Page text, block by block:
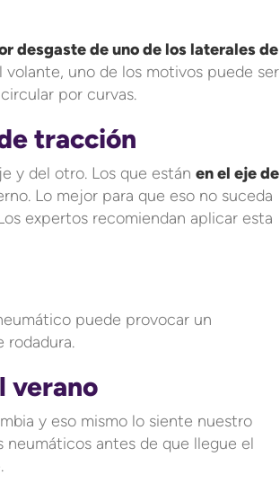
desgaste de uno de los laterales de
uno de los motivos puede ser
por curvas.
tracción
y del otro. Los que están en el eje de
Lo mejor para que eso no suceda
expertos recomiendan aplicar esta
puede provocar un
rodadura.
verano
y eso mismo lo siente nuestro
neumáticos antes de que llegue el